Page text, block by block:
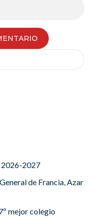
2026-2027
de Francia, Azar
mejor colegio